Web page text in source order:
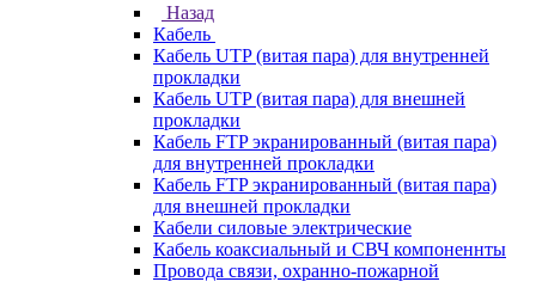
Назад
Кабель
Кабель UTP (витая пара) для внутренней
прокладки
Кабель UTP (витая пара) для внешней
прокладки
Кабель FTP экранированный (витая пара)
для внутренней прокладки
Кабель FTP экранированный (витая пара)
для внешней прокладки
Кабели силовые электрические
Кабель коаксиальный и СВЧ компоненнты
Провода связи, охранно-пожарной